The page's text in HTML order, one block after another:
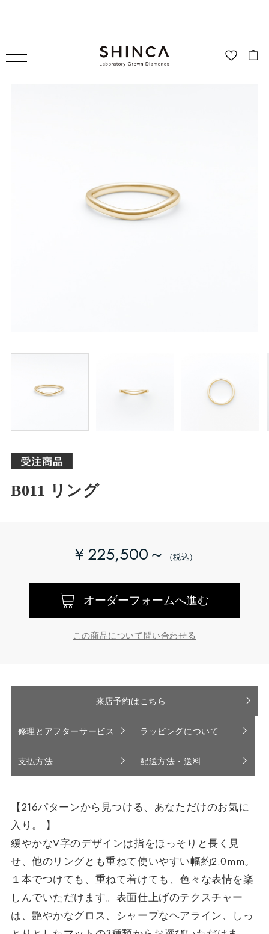
B011 リング
￥225,500～
オーダーフォームへ進む
この商品について問い合わせる
来店予約はこちら
修理とアフターサービス ラッピングについて
支払方法 配送方法・送料
【216パターンから見つける、あなただけのお気に
入り。 】
緩やかなV字のデザインは指をほっそりと長く見
せ、他のリングとも重ねて使いやすい幅約2.0mm。
１本でつけても、重ねて着けても、色々な表情を楽
しんでいただけます。表面仕上げのテクスチャー
は、艶やかなグロス、シャープなヘアライン、しっ